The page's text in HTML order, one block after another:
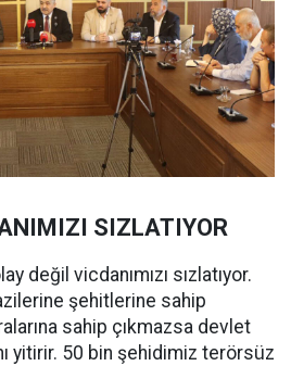
SIZLATIYOR
değil vicdanımızı sızlatıyor.
şehitlerine sahip
sahip çıkmazsa devlet
yitirir. 50 bin şehidimiz terörsüz